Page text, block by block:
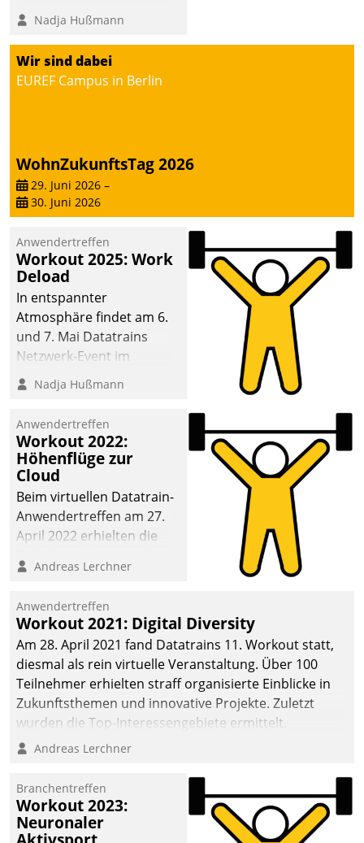
digitalen Cockpit, das
situationsbezogen
passende Fragen und
Schlagworte auswirft.
Serviceteam, Anrufe von
Mietenden zügiger und
effizienter zu bearbeiten.
Nadja Hußmann
Wir sind dabei
EUREF Campus in Berlin
WohnZukunftsTag 2026
29. Juni 2026 –
30. Juni 2026
Anwendertreffen
Workout 2025: Work
Deload
In entspannter
Atmosphäre findet am 6.
und 7. Mai Datatrains
Netzwerk-Event im
Kunden- und Partnerkreis
statt. Zentrale Frage: Wie
Mammutprojekte
meistern und Workloads
wuppen – bei zunehmend
anspruchsvollen
Aufgaben und
abnehmendem
Nadja Hußmann
Anwendertreffen
Workout 2022:
Höhenflüge zur
Cloud
Beim virtuellen Datatrain-
Anwendertreffen am 27.
April 2022 erhielten die
Teilnehmer kurzweilige
Cloud-Strategien und -
Lösungen mit hohem
Zukunftspotenzial.
Andreas Lerchner
Anwendertreffen
Workout 2021: Digital Diversity
Am 28. April 2021 fand Datatrains 11. Workout statt,
diesmal als rein virtuelle Veranstaltung. Über 100
Teilnehmer erhielten straff organisierte Einblicke in
Zukunftsthemen und innovative Projekte. Zuletzt
wurden die Top-Interessengebiete ermittelt.
Andreas Lerchner
Branchentreffen
Workout 2023:
Neuronaler